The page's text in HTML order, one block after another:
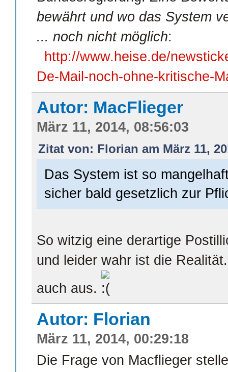
bewährt und wo das System
... noch nicht möglich:
http://www.heise.de/
De-Mail-noch-ohne-kritische-
Autor: MacFlieger
März 11, 2014, 08:56:03
Zitat von: Florian am März 11,
Das System ist so
sicher bald gesetzlich zur
So witzig eine derartige
und leider wahr ist die
auch aus.
Autor: Florian
März 11, 2014, 00:29:18
Die Frage von Macflieger